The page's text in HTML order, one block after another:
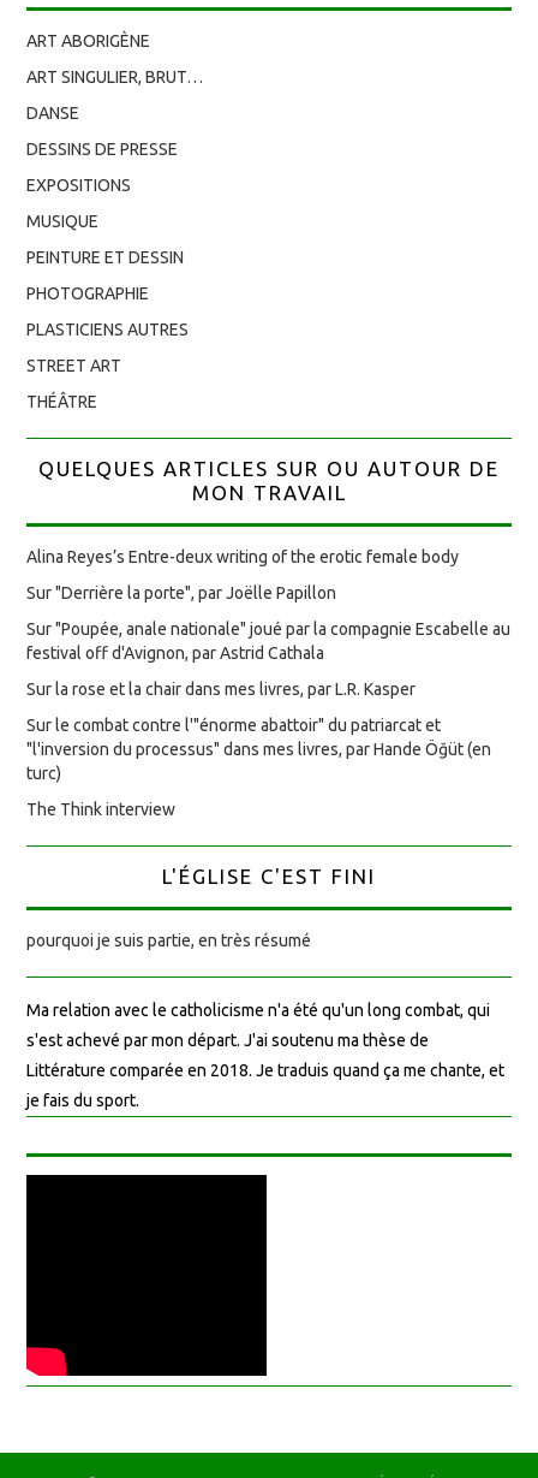
ART ABORIGÈNE
ART SINGULIER, BRUT…
DANSE
DESSINS DE PRESSE
EXPOSITIONS
MUSIQUE
PEINTURE ET DESSIN
PHOTOGRAPHIE
PLASTICIENS AUTRES
STREET ART
THÉÂTRE
QUELQUES ARTICLES SUR OU AUTOUR DE
MON TRAVAIL
Alina Reyes’s Entre-deux writing of the erotic female body
Sur "Derrière la porte", par Joëlle Papillon
Sur "Poupée, anale nationale" joué par la compagnie Escabelle au
festival off d'Avignon, par Astrid Cathala
Sur la rose et la chair dans mes livres, par L.R. Kasper
Sur le combat contre l'"énorme abattoir" du patriarcat et
"l'inversion du processus" dans mes livres, par Hande Öğüt (en
turc)
The Think interview
L'ÉGLISE C'EST FINI
pourquoi je suis partie, en très résumé
Ma relation avec le catholicisme n'a été qu'un long combat, qui
s'est achevé par mon départ. J'ai soutenu ma thèse de
Littérature comparée en 2018. Je traduis quand ça me chante, et
je fais du sport.